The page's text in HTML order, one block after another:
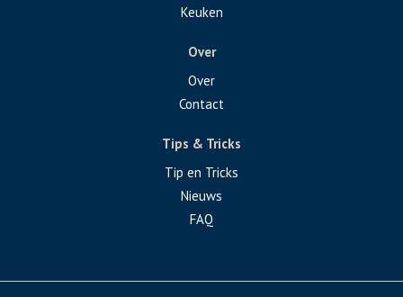
Keuken
Over
Over
Contact
Tips & Tricks
Tip en Tricks
Nieuws
FAQ